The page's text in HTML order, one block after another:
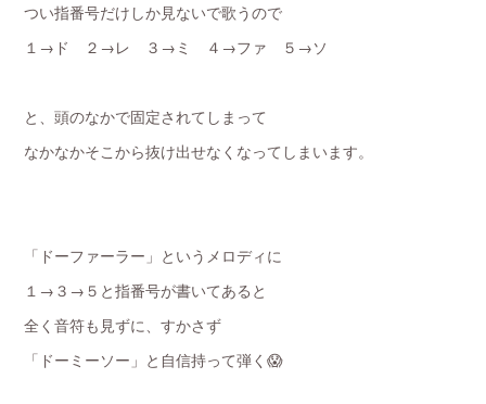
つい指番号だけしか見ないで歌うので
１→ド ２→レ ３→ミ ４→ファ ５→ソ
と、頭のなかで固定されてしまって
なかなかそこから抜け出せなくなってしまいます。
「ドーファーラー」というメロディに
１→３→５と指番号が書いてあると
全く音符も見ずに、すかさず
「ドーミーソー」と自信持って弾く😱